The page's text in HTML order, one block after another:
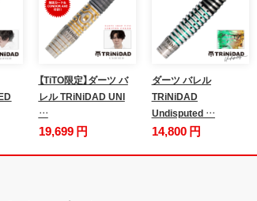
【TiTO限定】ダーツ バ
レル TRiNiDAD UNI
…
19,699 円
ダーツ バレル
TRiNiDAD
Undisputed …
14,800 円